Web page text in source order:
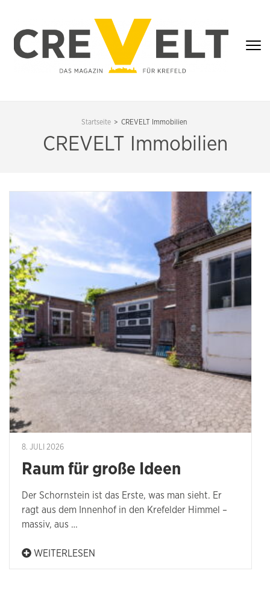
springen
(Enter
KREFELD
Startseite > CREVELT Immobilien
CREVELT Immobilien
8. JULI 2026
Raum für große Ideen
Der Schornstein ist das Erste, was man sieht. Er
ragt aus dem Innenhof in den Krefelder Himmel –
massiv, aus …
WEITERLESEN